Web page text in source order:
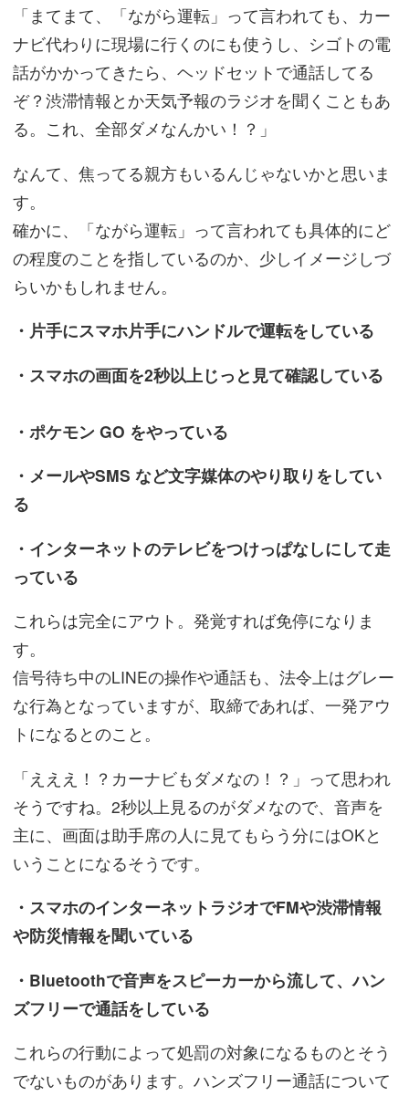
「まてまて、「ながら運転」って言われても、カー
ナビ代わりに現場に行くのにも使うし、シゴトの電
話がかかってきたら、ヘッドセットで通話してる
ぞ？渋滞情報とか天気予報のラジオを聞くこともあ
る。これ、全部ダメなんかい！？」
なんて、焦ってる親方もいるんじゃないかと思いま
す。
確かに、「ながら運転」って言われても具体的にど
の程度のことを指しているのか、少しイメージしづ
らいかもしれません。
・片手にスマホ片手にハンドルで運転をしている
・スマホの画面を2秒以上じっと見て確認している
・ポケモン GO をやっている
・メールやSMS など文字媒体のやり取りをしてい
る
・インターネットのテレビをつけっぱなしにして走
っている
これらは完全にアウト。発覚すれば免停になりま
す。
信号待ち中のLINEの操作や通話も、法令上はグレー
な行為となっていますが、取締であれば、一発アウ
トになるとのこと。
「えええ！？カーナビもダメなの！？」って思われ
そうですね。2秒以上見るのがダメなので、音声を
主に、画面は助手席の人に見てもらう分にはOKと
いうことになるそうです。
・スマホのインターネットラジオでFMや渋滞情報
や防災情報を聞いている
・Bluetoothで音声をスピーカーから流して、ハン
ズフリーで通話をしている
これらの行動によって処罰の対象になるものとそう
でないものがあります。ハンズフリー通話について